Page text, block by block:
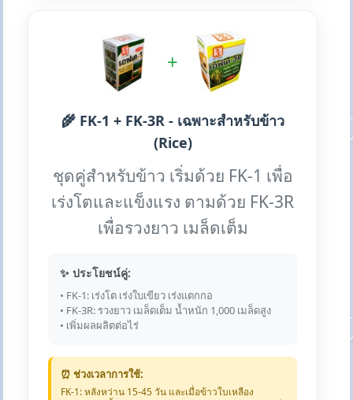
+
🌾 FK-1 + FK-3R - เฉพาะสำหรับข้าว
(Rice)
ชุดคู่สำหรับข้าว เริ่มด้วย FK-1 เพื่อ
เร่งโตและแข็งแรง ตามด้วย FK-3R
เพื่อรวงยาว เมล็ดเต็ม
✨ ประโยชน์คู่:
• FK-1: เร่งโต เร่งใบเขียว เร่งแตกกอ
• FK-3R: รวงยาว เมล็ดเต็ม น้ำหนัก 1,000 เมล็ดสูง
• เพิ่มผลผลิตต่อไร่
⏰ ช่วงเวลาการใช้:
FK-1: หลังหว่าน 15-45 วัน และเมื่อข้าวใบเหลือง